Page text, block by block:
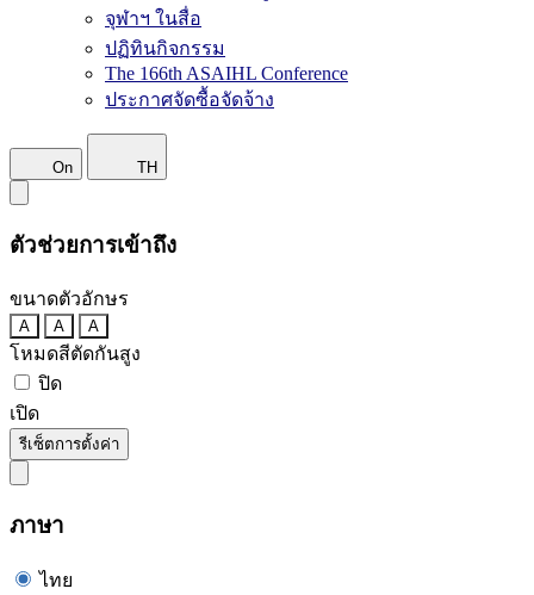
จุฬาฯ ในสื่อ
ปฏิทินกิจกรรม
The 166th ASAIHL Conference
ประกาศจัดซื้อจัดจ้าง
On TH
ตัวช่วยการเข้าถึง
ขนาดตัวอักษร
A A A
โหมดสีตัดกันสูง
ปิด
เปิด
รีเซ็ตการตั้งค่า
ภาษา
ไทย